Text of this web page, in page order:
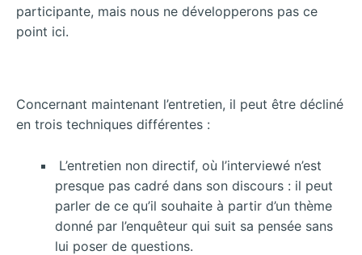
participante, mais nous ne développerons pas ce
point ici.
Concernant maintenant l’entretien, il peut être décliné
en trois techniques différentes :
L’entretien non directif, où l’interviewé n’est
presque pas cadré dans son discours : il peut
parler de ce qu’il souhaite à partir d’un thème
donné par l’enquêteur qui suit sa pensée sans
lui poser de questions.